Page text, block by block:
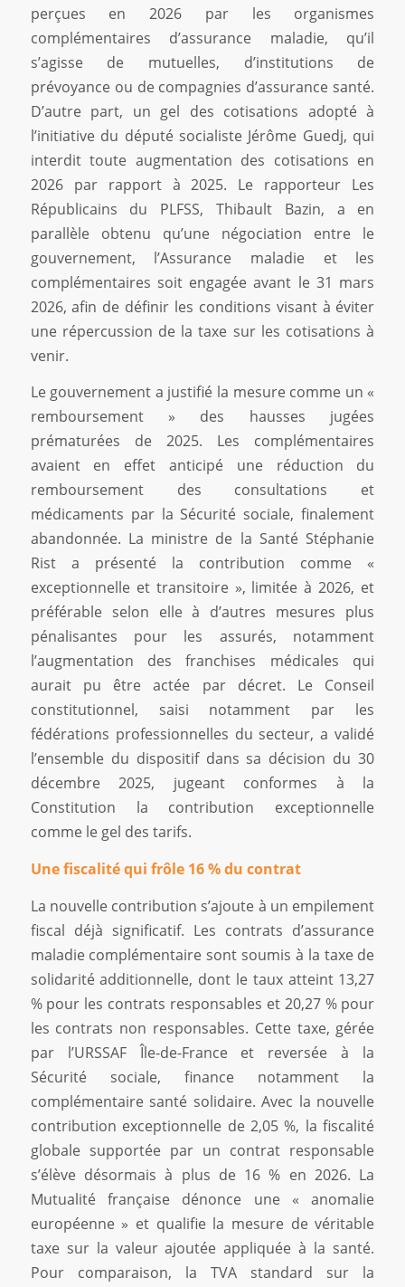
perçues en 2026 par les organismes
complémentaires d’assurance maladie, qu’il
s’agisse de mutuelles, d’institutions de
prévoyance ou de compagnies d’assurance santé.
D’autre part, un gel des cotisations adopté à
l’initiative du député socialiste Jérôme Guedj, qui
interdit toute augmentation des cotisations en
2026 par rapport à 2025. Le rapporteur Les
Républicains du PLFSS, Thibault Bazin, a en
parallèle obtenu qu’une négociation entre le
gouvernement, l’Assurance maladie et les
complémentaires soit engagée avant le 31 mars
2026, afin de définir les conditions visant à éviter
une répercussion de la taxe sur les cotisations à
venir.
Le gouvernement a justifié la mesure comme un «
remboursement » des hausses jugées
prématurées de 2025. Les complémentaires
avaient en effet anticipé une réduction du
remboursement des consultations et
médicaments par la Sécurité sociale, finalement
abandonnée. La ministre de la Santé Stéphanie
Rist a présenté la contribution comme «
exceptionnelle et transitoire », limitée à 2026, et
préférable selon elle à d’autres mesures plus
pénalisantes pour les assurés, notamment
l’augmentation des franchises médicales qui
aurait pu être actée par décret. Le Conseil
constitutionnel, saisi notamment par les
fédérations professionnelles du secteur, a validé
l’ensemble du dispositif dans sa décision du 30
décembre 2025, jugeant conformes à la
Constitution la contribution exceptionnelle
comme le gel des tarifs.
Une fiscalité qui frôle 16 % du contrat
La nouvelle contribution s’ajoute à un empilement
fiscal déjà significatif. Les contrats d’assurance
maladie complémentaire sont soumis à la taxe de
solidarité additionnelle, dont le taux atteint 13,27
% pour les contrats responsables et 20,27 % pour
les contrats non responsables. Cette taxe, gérée
par l’URSSAF Île-de-France et reversée à la
Sécurité sociale, finance notamment la
complémentaire santé solidaire. Avec la nouvelle
contribution exceptionnelle de 2,05 %, la fiscalité
globale supportée par un contrat responsable
s’élève désormais à plus de 16 % en 2026. La
Mutualité française dénonce une « anomalie
européenne » et qualifie la mesure de véritable
taxe sur la valeur ajoutée appliquée à la santé.
Pour comparaison, la TVA standard sur la